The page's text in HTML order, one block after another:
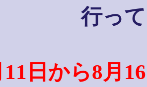
行っ
11日から8月